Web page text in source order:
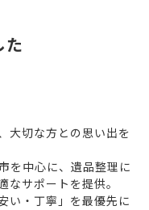
た
大切な方との思い出を
を中心に、遺品整理に
サポートを提供。
い・丁寧」を最優先に